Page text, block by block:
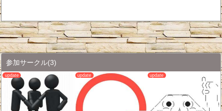
参加サークル(3)